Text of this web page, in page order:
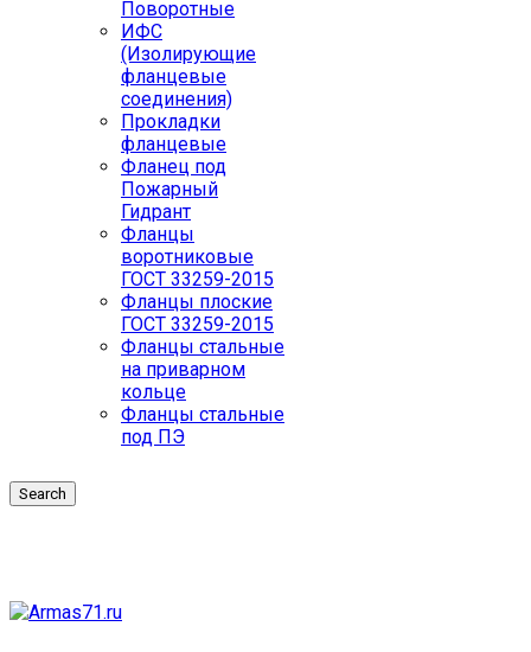
Поворотные
ИФС
(Изолирующие
фланцевые
соединения)
Прокладки
фланцевые
Фланец под
Пожарный
Гидрант
Фланцы
воротниковые
ГОСТ 33259-2015
Фланцы плоские
ГОСТ 33259-2015
Фланцы стальные
на приварном
кольце
Фланцы стальные
под ПЭ
Search